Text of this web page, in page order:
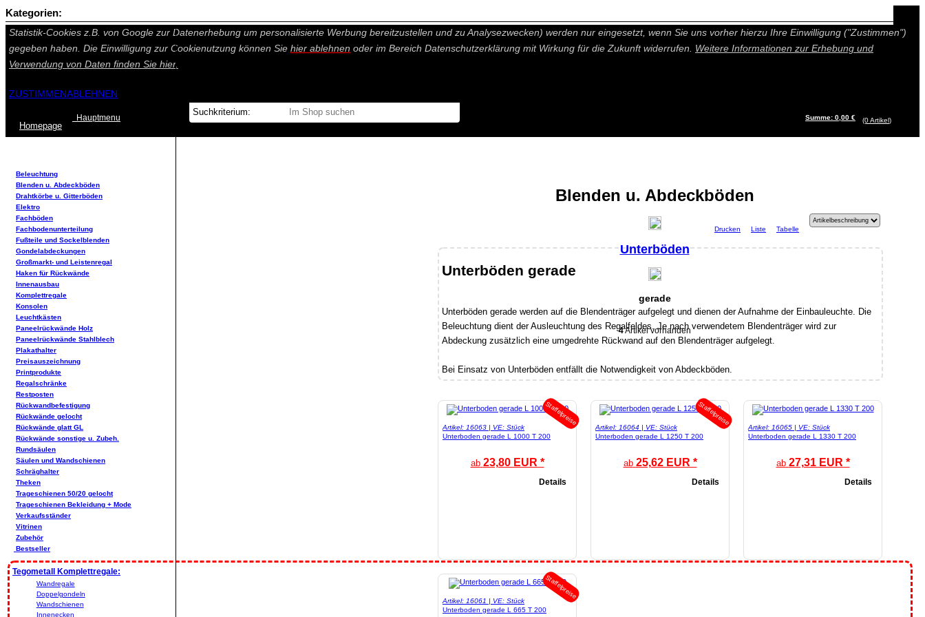
Auf dieser Seite werden technisch notwendige Cookies gesetzt. Technisch nicht notwendige Cookies und Statistik Funktionen, die Ihnen ein besseres und individuelleres Angebot bieten (Marketing- und
Statistik-Cookies z.B. von Google zur Datenerhebung um personalisierte Werbung bereitzustellen und zu Analysezwecken) werden nur eingesetzt, wenn Sie uns vorher hierzu Ihre Einwilligung ("Zustimmen")
gegeben haben. Die Einwilligung zur Cookienutzung können Sie hier ablehnen oder im Bereich Datenschutzerklärung mit Wirkung für die Zukunft widerrufen. Weitere Informationen zur Erhebung und
Verwendung von Daten finden Sie hier.
ZUSTIMMENABLEHNEN
Homepage
Hauptmenu Summe: 0,00 € (0Artikel)
Blenden u. Abdeckböden
Unterböden
gerade
4Artikel vorhanden
Drucken Liste Tabelle
Unterböden gerade
Unterböden gerade werden auf die Blendenträger aufgelegt und dienen der Aufnahme der Einbauleuchte. Die
Beleuchtung dient der Ausleuchtung des Regalfeldes. Je nach verwendetem Blendenträger wird zur
Abdeckung zusätzlich eine umgedrehte Rückwand auf den Blendenträger aufgelegt.
Bei Einsatz von Unterböden entfällt die Notwendigkeit von Abdeckböden.
Staffelpreise
Artikel: 16063 | VE: Stück
Unterboden gerade L 1000 T 200
ab 23,80 EUR *
Details
Staffelpreise
Artikel: 16064 | VE: Stück
Unterboden gerade L 1250 T 200
ab 25,62 EUR *
Details
Artikel: 16065 | VE: Stück
Unterboden gerade L 1330 T 200
ab 27,31 EUR *
Details
Staffelpreise
Artikel: 16061 | VE: Stück
Unterboden gerade L 665 T 200
Kategorien:
Beleuchtung
Blenden u. Abdeckböden
Drahtkörbe u. Gitterböden
Elektro
Fachböden
Fachbodenunterteilung
Fußteile und Sockelblenden
Gondelabdeckungen
Großmarkt- und Leistenregal
Haken für Rückwände
Innenausbau
Komplettregale
Konsolen
Leuchtkästen
Paneelrückwände Holz
Paneelrückwände Stahlblech
Plakathalter
Preisauszeichnung
Printprodukte
Regalschränke
Restposten
Rückwandbefestigung
Rückwände gelocht
Rückwände glatt GL
Rückwände sonstige u. Zubeh.
Rundsäulen
Säulen und Wandschienen
Schräghalter
Theken
Trageschienen 50/20 gelocht
Trageschienen Bekleidung + Mode
Verkaufsständer
Vitrinen
Zubehör
Bestseller
Tegometall Komplettregale:
Wandregale
Doppelgondeln
Wandschienen
Innenecken